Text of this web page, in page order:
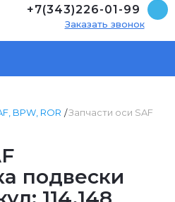
+7(343)226-01-99
Заказать звонок
BPW, ROR
Запчасти оси SAF
подвески